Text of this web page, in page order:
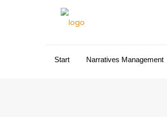
Start Narratives Management